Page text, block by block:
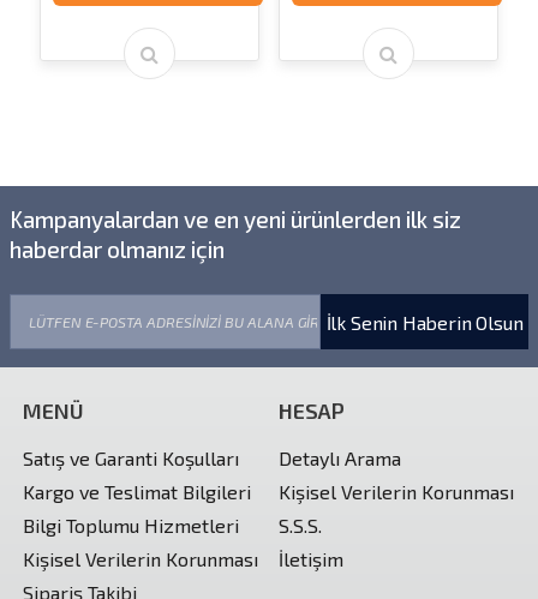
Kampanyalardan ve en yeni ürünlerden ilk siz
haberdar olmanız için
İlk Senin Haberin Olsun
MENÜ
Satış ve Garanti Koşulları
Kargo ve Teslimat Bilgileri
Bilgi Toplumu Hizmetleri
Kişisel Verilerin Korunması
Sipariş Takibi
HESAP
Detaylı Arama
Kişisel Verilerin Korunması
S.S.S.
İletişim